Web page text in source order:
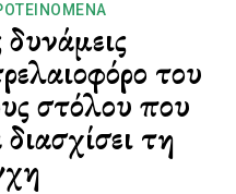
του
στόλου που
τη